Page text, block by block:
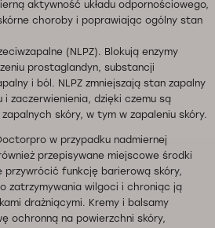
aktywność układu odpornościowego,
choroby i poprawiając ogólny stan
(NLPZ). Blokują enzymy
prostaglandyn, substancji
i ból. NLPZ zmniejszają stan zapalny
i zaczerwienienia, dzięki czemu są
skóry, w tym w zapaleniu skóry.
w przypadku nadmiernej
przepisywane miejscowe środki
przywrócić funkcję barierową skóry,
zatrzymywania wilgoci i chroniąc ją
drażniącymi. Kremy i balsamy
ochronną na powierzchni skóry,